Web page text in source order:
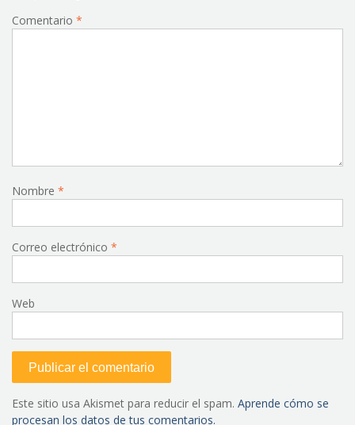
Comentario *
Nombre *
Correo electrónico *
Web
Este sitio usa Akismet para reducir el spam. Aprende cómo se
procesan los datos de tus comentarios.